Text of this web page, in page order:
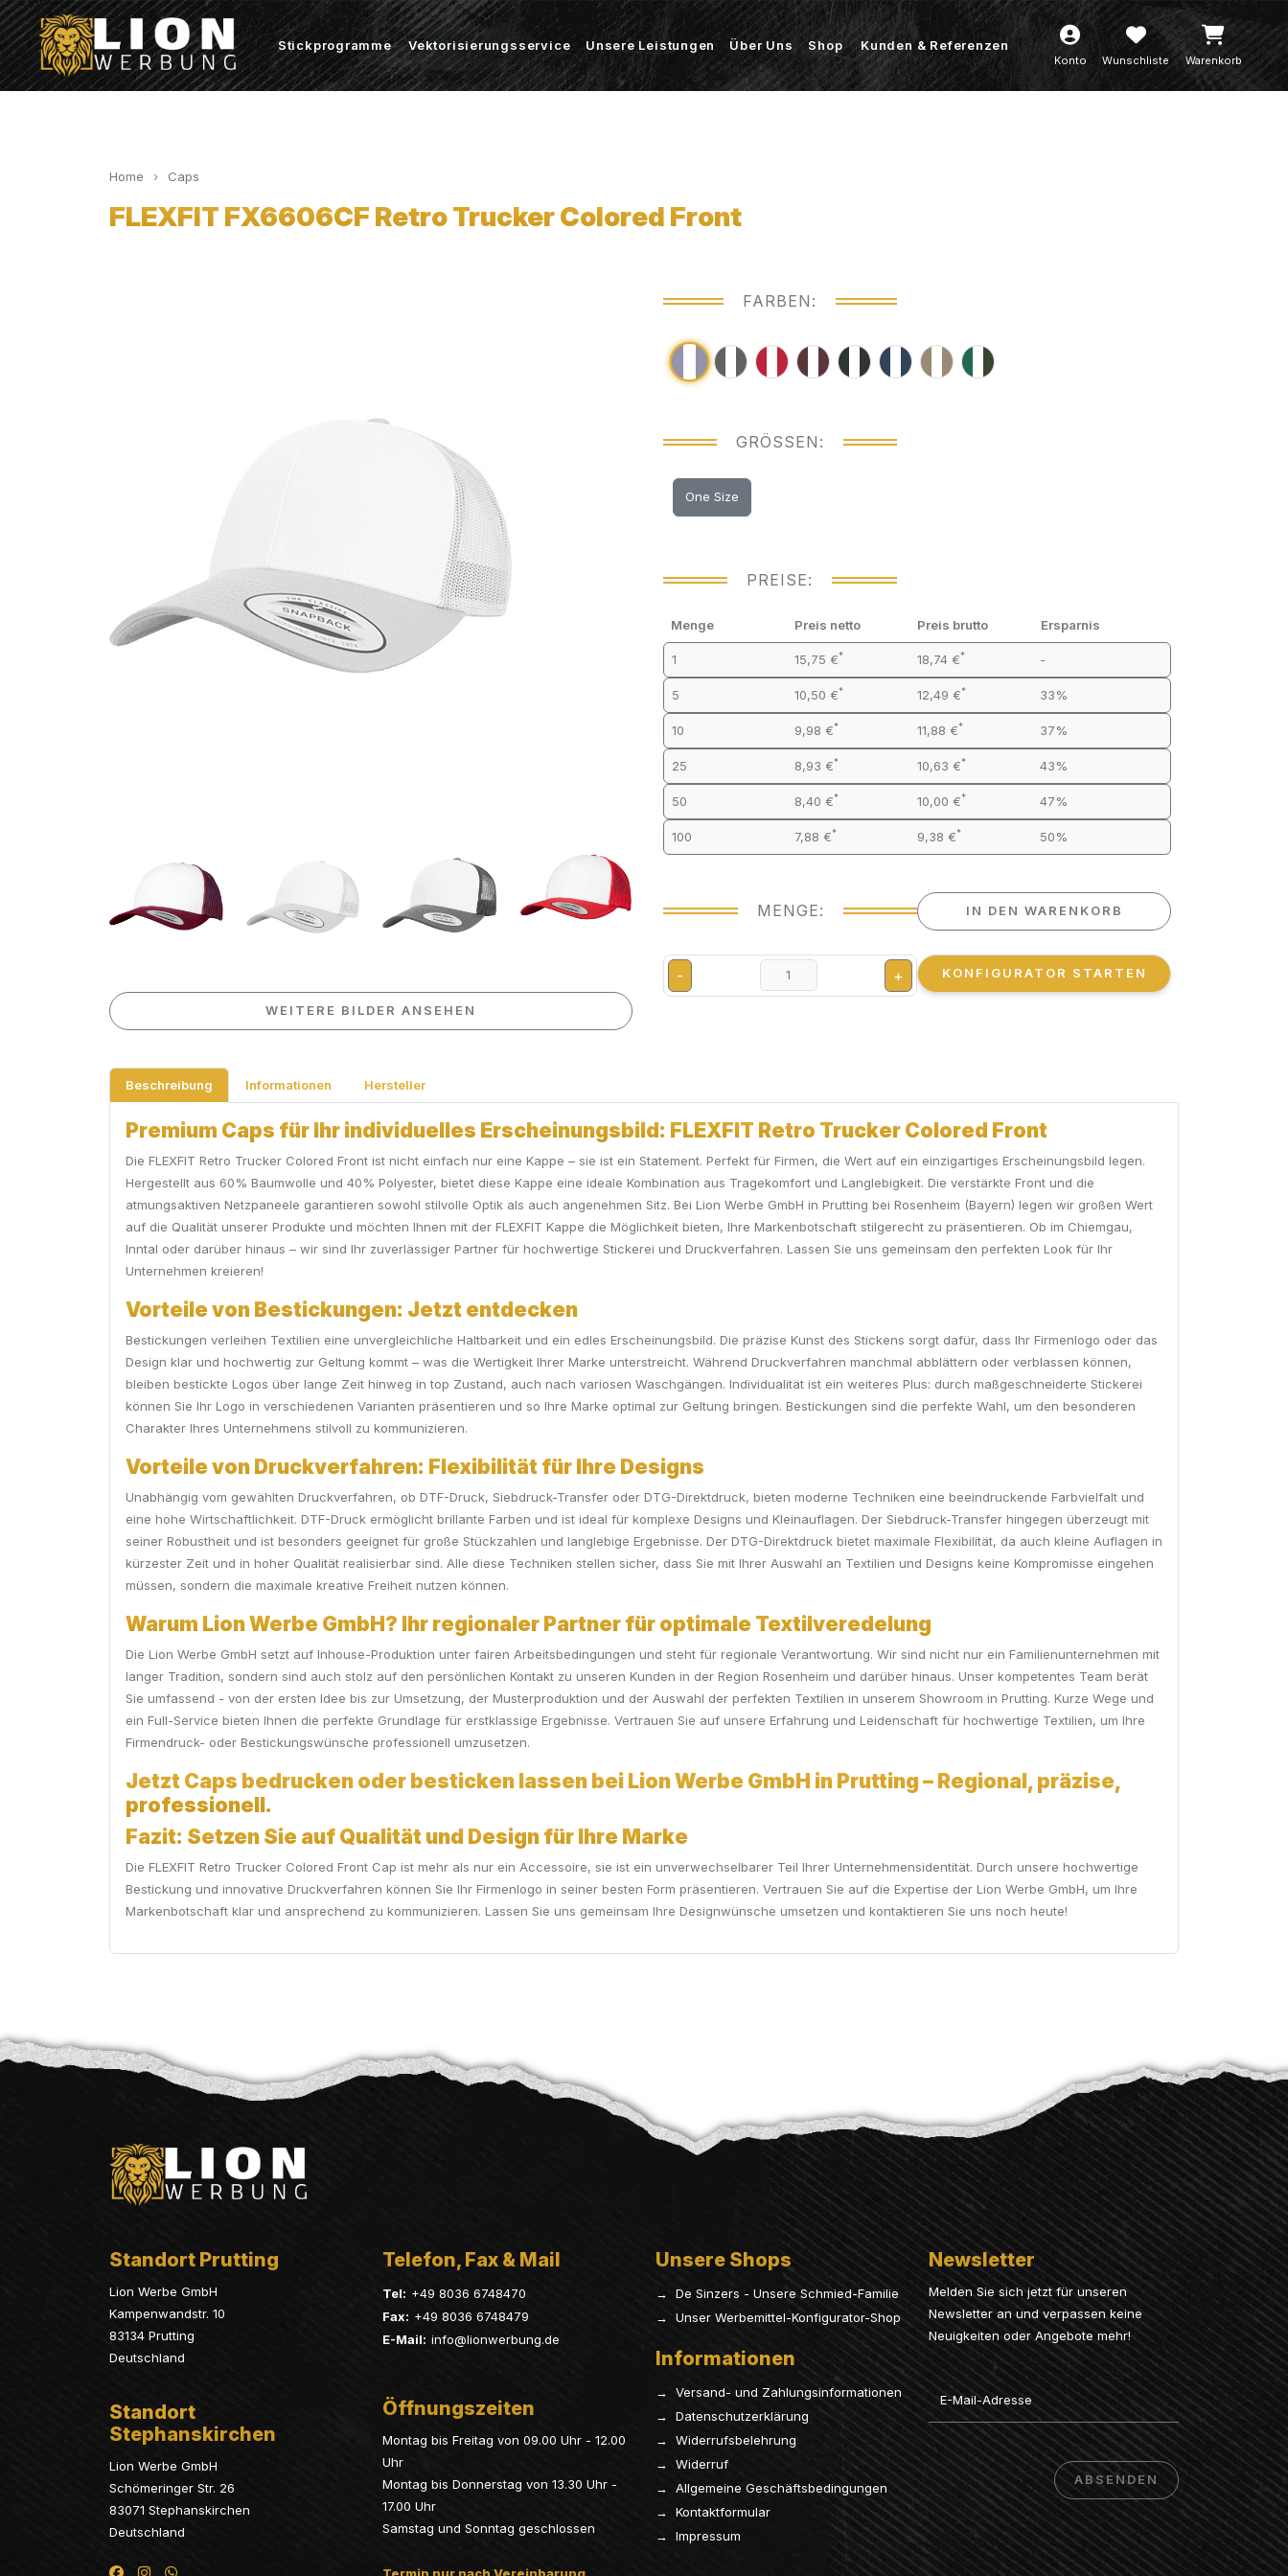
Stickprogramme Vektorisierungsservice Unsere Leistungen Über Uns Shop Kunden & Referenzen
Konto Wunschliste Warenkorb
Home Caps
FLEXFIT FX6606CF Retro Trucker Colored Front
WEITERE BILDER ANSEHEN
FARBEN:
GRÖSSEN:
One Size
PREISE:
Menge Preis netto Preis brutto Ersparnis
1 15,75 €* 18,74 €* -
5 10,50 €* 12,49 €* 33%
10 9,98 €* 11,88 €* 37%
25 8,93 €* 10,63 €* 43%
50 8,40 €* 10,00 €* 47%
100 7,88 €* 9,38 €* 50%
MENGE:
- +
IN DEN WARENKORB
KONFIGURATOR STARTEN
Beschreibung Informationen Hersteller
Premium Caps für Ihr individuelles Erscheinungsbild: FLEXFIT Retro Trucker Colored Front
Die FLEXFIT Retro Trucker Colored Front ist nicht einfach nur eine Kappe – sie ist ein Statement. Perfekt für Firmen, die Wert auf ein einzigartiges Erscheinungsbild legen.
Hergestellt aus 60% Baumwolle und 40% Polyester, bietet diese Kappe eine ideale Kombination aus Tragekomfort und Langlebigkeit. Die verstärkte Front und die
atmungsaktiven Netzpaneele garantieren sowohl stilvolle Optik als auch angenehmen Sitz. Bei Lion Werbe GmbH in Prutting bei Rosenheim (Bayern) legen wir großen Wert
auf die Qualität unserer Produkte und möchten Ihnen mit der FLEXFIT Kappe die Möglichkeit bieten, Ihre Markenbotschaft stilgerecht zu präsentieren. Ob im Chiemgau,
Inntal oder darüber hinaus – wir sind Ihr zuverlässiger Partner für hochwertige Stickerei und Druckverfahren. Lassen Sie uns gemeinsam den perfekten Look für Ihr
Unternehmen kreieren!
Vorteile von Bestickungen: Jetzt entdecken
Bestickungen verleihen Textilien eine unvergleichliche Haltbarkeit und ein edles Erscheinungsbild. Die präzise Kunst des Stickens sorgt dafür, dass Ihr Firmenlogo oder das
Design klar und hochwertig zur Geltung kommt – was die Wertigkeit Ihrer Marke unterstreicht. Während Druckverfahren manchmal abblättern oder verblassen können,
bleiben bestickte Logos über lange Zeit hinweg in top Zustand, auch nach variosen Waschgängen. Individualität ist ein weiteres Plus: durch maßgeschneiderte Stickerei
können Sie Ihr Logo in verschiedenen Varianten präsentieren und so Ihre Marke optimal zur Geltung bringen. Bestickungen sind die perfekte Wahl, um den besonderen
Charakter Ihres Unternehmens stilvoll zu kommunizieren.
Vorteile von Druckverfahren: Flexibilität für Ihre Designs
Unabhängig vom gewählten Druckverfahren, ob DTF-Druck, Siebdruck-Transfer oder DTG-Direktdruck, bieten moderne Techniken eine beeindruckende Farbvielfalt und
eine hohe Wirtschaftlichkeit. DTF-Druck ermöglicht brillante Farben und ist ideal für komplexe Designs und Kleinauflagen. Der Siebdruck-Transfer hingegen überzeugt mit
seiner Robustheit und ist besonders geeignet für große Stückzahlen und langlebige Ergebnisse. Der DTG-Direktdruck bietet maximale Flexibilität, da auch kleine Auflagen in
kürzester Zeit und in hoher Qualität realisierbar sind. Alle diese Techniken stellen sicher, dass Sie mit Ihrer Auswahl an Textilien und Designs keine Kompromisse eingehen
müssen, sondern die maximale kreative Freiheit nutzen können.
Warum Lion Werbe GmbH? Ihr regionaler Partner für optimale Textilveredelung
Die Lion Werbe GmbH setzt auf Inhouse-Produktion unter fairen Arbeitsbedingungen und steht für regionale Verantwortung. Wir sind nicht nur ein Familienunternehmen mit
langer Tradition, sondern sind auch stolz auf den persönlichen Kontakt zu unseren Kunden in der Region Rosenheim und darüber hinaus. Unser kompetentes Team berät
Sie umfassend - von der ersten Idee bis zur Umsetzung, der Musterproduktion und der Auswahl der perfekten Textilien in unserem Showroom in Prutting. Kurze Wege und
ein Full-Service bieten Ihnen die perfekte Grundlage für erstklassige Ergebnisse. Vertrauen Sie auf unsere Erfahrung und Leidenschaft für hochwertige Textilien, um Ihre
Firmendruck- oder Bestickungswünsche professionell umzusetzen.
Jetzt Caps bedrucken oder besticken lassen bei Lion Werbe GmbH in Prutting – Regional, präzise,
professionell.
Fazit: Setzen Sie auf Qualität und Design für Ihre Marke
Die FLEXFIT Retro Trucker Colored Front Cap ist mehr als nur ein Accessoire, sie ist ein unverwechselbarer Teil Ihrer Unternehmensidentität. Durch unsere hochwertige
Bestickung und innovative Druckverfahren können Sie Ihr Firmenlogo in seiner besten Form präsentieren. Vertrauen Sie auf die Expertise der Lion Werbe GmbH, um Ihre
Markenbotschaft klar und ansprechend zu kommunizieren. Lassen Sie uns gemeinsam Ihre Designwünsche umsetzen und kontaktieren Sie uns noch heute!
Standort Prutting
Lion Werbe GmbH
Kampenwandstr. 10
83134 Prutting
Deutschland
Standort
Stephanskirchen
Lion Werbe GmbH
Schömeringer Str. 26
83071 Stephanskirchen
Deutschland
Telefon, Fax & Mail
Tel: +49 8036 6748470
Fax: +49 8036 6748479
E-Mail: info@lionwerbung.de
Öffnungszeiten
Montag bis Freitag von 09.00 Uhr - 12.00
Uhr
Montag bis Donnerstag von 13.30 Uhr -
17.00 Uhr
Samstag und Sonntag geschlossen
Termin nur nach Vereinbarung
Unsere Shops
→ De Sinzers - Unsere Schmied-Familie
→ Unser Werbemittel-Konfigurator-Shop
Informationen
→ Versand- und Zahlungsinformationen
→ Datenschutzerklärung
→ Widerrufsbelehrung
→ Widerruf
→ Allgemeine Geschäftsbedingungen
→ Kontaktformular
→ Impressum
Newsletter
Melden Sie sich jetzt für unseren
Newsletter an und verpassen keine
Neuigkeiten oder Angebote mehr!
Email
ABSENDEN